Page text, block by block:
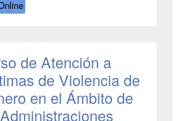
de Atención a
de Violencia de
en el Ámbito de